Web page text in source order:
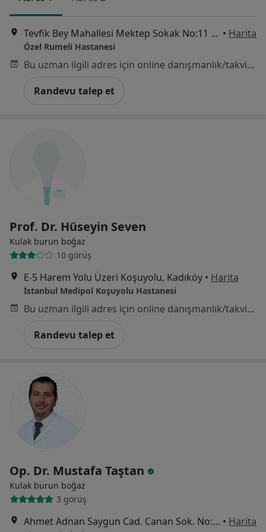
Tevfik Bey Mahallesi Mektep Sokak No:11 Sefaköy, Küçükçekmece • Harita
Özel Rumeli Hastanesi
Bu uzman ilgili adres için online danışmanlık/takvim sunmuyor.
Randevu talep et
Prof. Dr. Hüseyin Seven
Kulak burun boğaz
10 görüş
E-5 Harem Yolu Üzeri Koşuyolu, Kadıköy • Harita
İstanbul Medipol Koşuyolu Hastanesi
Bu uzman ilgili adres için online danışmanlık/takvim sunmuyor.
Randevu talep et
Op. Dr. Mustafa Taştan
Kulak burun boğaz
3 görüş
Ahmet Adnan Saygun Cad. Canan Sok. No:5 Ulus, Beşiktaş • Harita